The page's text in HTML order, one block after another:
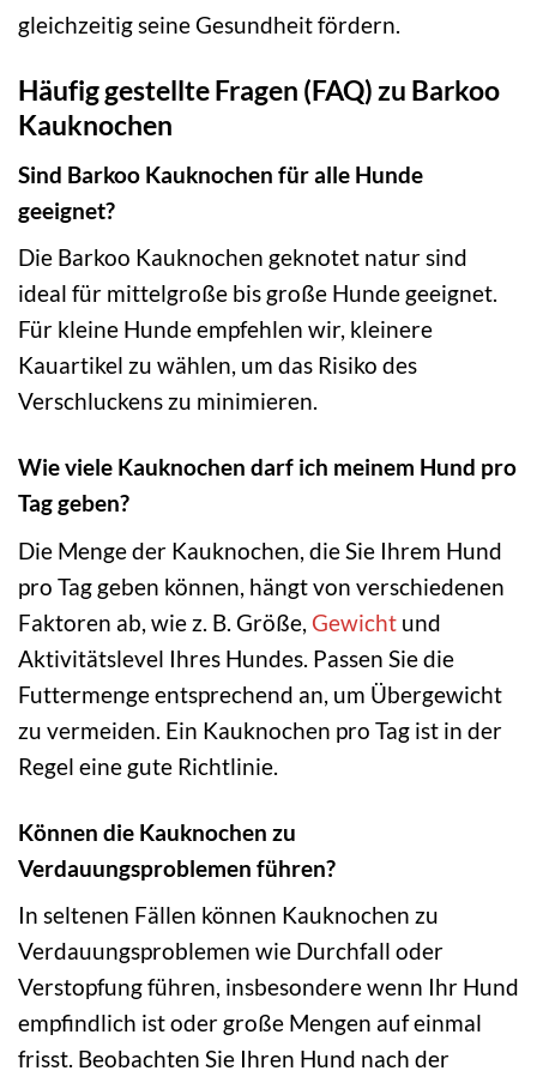
gleichzeitig seine Gesundheit fördern.
Häufig gestellte Fragen (FAQ) zu Barkoo
Kauknochen
Sind Barkoo Kauknochen für alle Hunde
geeignet?
Die Barkoo Kauknochen geknotet natur sind
ideal für mittelgroße bis große Hunde geeignet.
Für kleine Hunde empfehlen wir, kleinere
Kauartikel zu wählen, um das Risiko des
Verschluckens zu minimieren.
Wie viele Kauknochen darf ich meinem Hund pro
Tag geben?
Die Menge der Kauknochen, die Sie Ihrem Hund
pro Tag geben können, hängt von verschiedenen
Faktoren ab, wie z. B. Größe, Gewicht und
Aktivitätslevel Ihres Hundes. Passen Sie die
Futtermenge entsprechend an, um Übergewicht
zu vermeiden. Ein Kauknochen pro Tag ist in der
Regel eine gute Richtlinie.
Können die Kauknochen zu
Verdauungsproblemen führen?
In seltenen Fällen können Kauknochen zu
Verdauungsproblemen wie Durchfall oder
Verstopfung führen, insbesondere wenn Ihr Hund
empfindlich ist oder große Mengen auf einmal
frisst. Beobachten Sie Ihren Hund nach der